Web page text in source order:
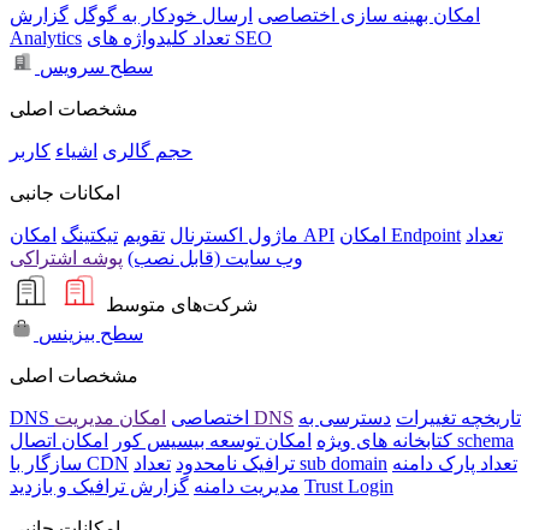
امکان بهینه سازی اختصاصی ارسال خودکار به گوگل گزارش
Analytics
تعداد کلیدواژه های SEO
سطح سرویس
مشخصات اصلی
حجم گالری اشیاء کاربر
امکانات جانبی
ماژول اکسترنال تقویم تیکتینگ امکان API امکان Endpoint تعداد
وب سایت (قابل نصب) پوشه اشتراکی
شرکت‌های متوسط
سطح بیزینس
مشخصات اصلی
DNS اختصاصی امکان مدیریت DNS تاریخچه تغییرات دسترسی به
کتابخانه های ویژه امکان توسعه بیسیس کور
امکان اتصال schema
سازگار با CDN
ترافیک نامحدود تعداد sub domain تعداد پارک دامنه
مدیریت دامنه گزارش ترافیک و بازدید Trust Login